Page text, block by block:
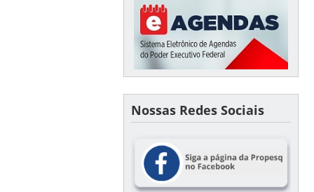
Nossas Redes Sociais